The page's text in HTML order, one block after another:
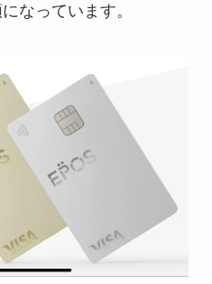
なっています。